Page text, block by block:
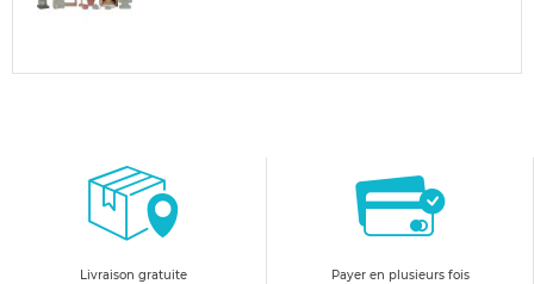
Livraison gratuite
Payer en plusieurs fois